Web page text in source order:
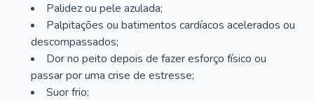
Palidez ou pele azulada;
Palpitações ou batimentos cardíacos acelerados ou
descompassados;
Dor no peito depois de fazer esforço físico ou
passar por uma crise de estresse;
Suor frio;